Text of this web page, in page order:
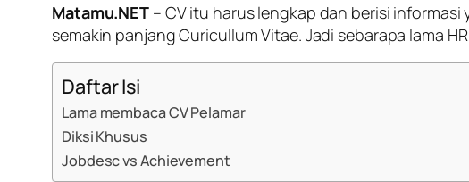
Matamu.NET – CV itu harus lengkap dan berisi
semakin panjangCuricullum Vitae. Jadi sebarapa lama
Daftar Isi
Lama membaca CV Pelamar
Diksi Khusus
Jobdesc vs Achievement